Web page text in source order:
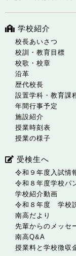
学校紹介
校長あいさつ
校訓・教育目標
校歌・校章
沿革
歴代校長
設置学科・教育課
年間行事予定
施設紹介
授業時刻表
授業の様子
受検生へ
令和９年度入試情
令和８年度学校パ
学校紹介動画
令和８年度 学校
南高だより
先輩からのメッセ
南高Q&A
授業料と学校徴収